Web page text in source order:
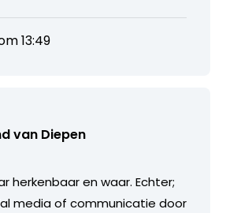
13:49
van Diepen
herkenbaar en waar. Echter;
media of communicatie door